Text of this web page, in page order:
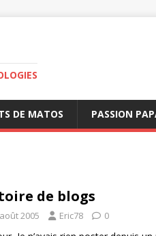
DE MATOS PASSION
de blogs
2005 Eric78 0